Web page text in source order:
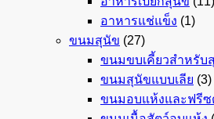
อาหารแช่แข็ง (1)
ขนมสุนัข (27)
ขนมขบเคี้ยวสำหรับ
ขนมสุนัขแบบเลีย (3)
ขนมอบแห้งและฟรีซ